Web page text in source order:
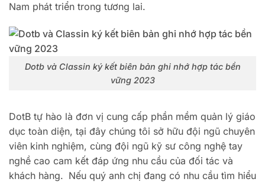
Nam phát triển trong tương lai.
Dotb và Classin ký kết biên bản ghi nhớ hợp tác bền
vững 2023
DotB tự hào là đơn vị cung cấp phần mềm quản lý giáo
dục toàn diện, tại đây chúng tôi sở hữu đội ngũ chuyên
viên kinh nghiệm, cùng đội ngũ kỹ sư công nghệ tay
nghề cao cam kết đáp ứng nhu cầu của đối tác và
khách hàng. Nếu quý anh chị đang có nhu cầu tìm hiểu